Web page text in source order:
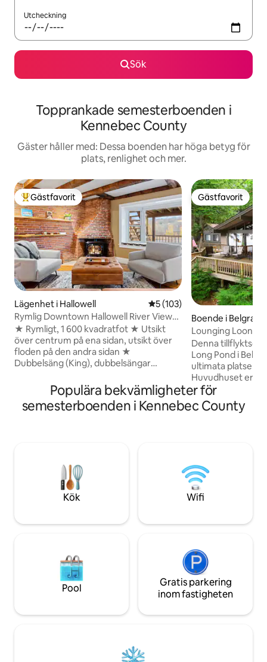
Utcheckning
Sök
Topprankade semesterboenden i
Kennebec County
Gäster håller med: Dessa boenden har höga betyg för
plats, renlighet och mer.
Populär gästfavorit
Gästfavorit
Lägenhet i Hallowell 5 av 5 i genomsnittligt
5 (103)
Rymlig Downtown Hallowell River View
Lägenhet
★ Rymligt, 1 600 kvadratfot ★ Utsikt
över centrum på ena sidan, utsikt över
floden på den andra sidan ★
Dubbelsäng (King), dubbelsängar
sängar ★ Tvättmaskin och Torktumlare
★ Egen ingång både på flodsidan och på
centrumsidan ★ Privat parkering bakom
timme till kuststäderna Belfast, Camden,
Rockland eller Portland Glada människor
är välkomna!
Gästfavorit
Gästfavorit
Boende i Belgrad
Lounging Loon
Denna tillflyktsort
Long Pond i
ultimata platsen
Huvudhuset
1 badrum, sovplats 4. Det
ett fullt utrustat
vardagsrum.
Paddelbrädor och
Eldgrop med
Downtown ligger
bort med båt eller
Populära bekvämligheter för
semesterboenden i Kennebec County
Kök Wifi
Pool
Gratis parkering
inom fastigheten